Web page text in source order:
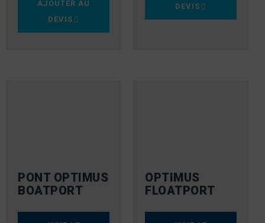
AJOUTER AU
DEVIS
DEVIS
PONT OPTIMUS
BOATPORT
OPTIMUS
FLOATPORT